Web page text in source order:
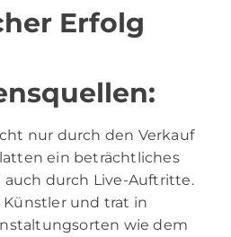
Erfolg
nur durch den Verkauf
ein beträchtliches
auch durch Live-Auftritte.
Künstler und trat in
wie dem